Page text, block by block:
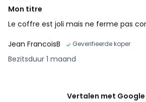
Mon titre
Le coffre est joli mais ne ferme pas
Jean FrancoisB
Geverifieerde koper
Bezitsduur 1 maand
Vertalen met Google